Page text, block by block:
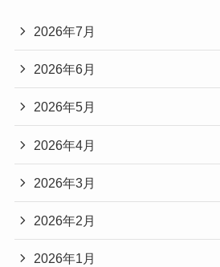
2026年7月
2026年6月
2026年5月
2026年4月
2026年3月
2026年2月
2026年1月